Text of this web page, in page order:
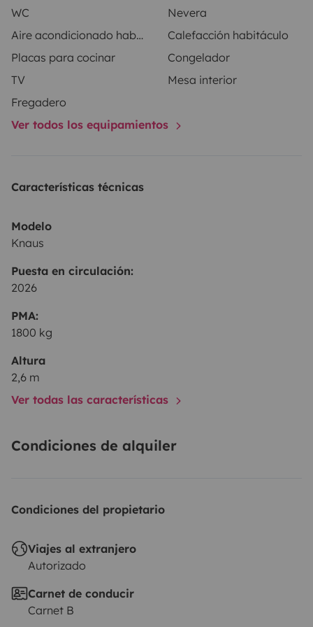
WC
Nevera
Aire acondicionado habitáculo
Calefacción habitáculo
Placas para cocinar
Congelador
TV
Mesa interior
Fregadero
Ver todos los equipamientos
Características técnicas
Modelo
Knaus
Puesta en circulación:
2026
PMA:
1800 kg
Altura
2,6 m
Ver todas las características
Condiciones de alquiler
Condiciones del propietario
Viajes al extranjero
Autorizado
Carnet de conducir
Carnet B